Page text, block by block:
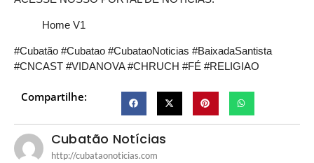
Home V1
#Cubatão #Cubatao #CubataoNoticias #BaixadaSantista
#CNCAST #VIDANOVA #CHRUCH #FÉ #RELIGIAO
Compartilhe:
Cubatão Notícias
http://cubataonoticias.com